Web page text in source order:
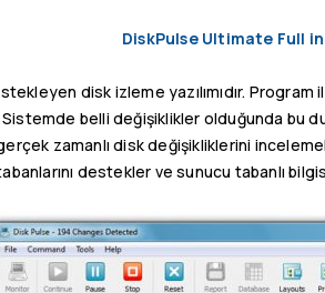
DiskPulse Ultimate Full
disk izleme yazılımıdır.
belli değişiklikler olduğunda bu
zamanlı disk değişikliklerini
destekler ve sunucu tabanlı